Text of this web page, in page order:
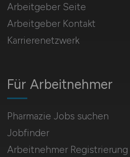
Für Arbeitnehmer
Pharmazie Jobs suchen
Jobfinder
Arbeitnehmer Registrierung
Arbeitgeber Seite
Arbeitgeber Kontakt
Karrierenetzwerk